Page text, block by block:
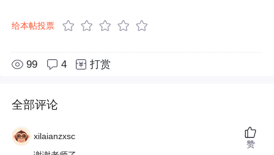
给本帖投票
99 4 打赏
全部评论
xilaianzxsc
赞